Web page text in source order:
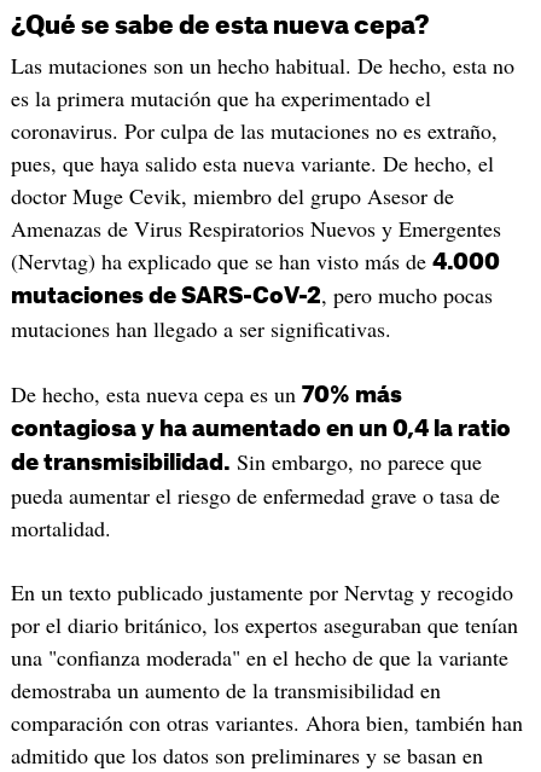
¿Qué se sabe de esta nueva cepa?
Las mutaciones son un hecho habitual. De hecho, esta no
es la primera mutación que ha experimentado el
coronavirus. Por culpa de las mutaciones no es extraño,
pues, que haya salido esta nueva variante. De hecho, el
doctor Muge Cevik, miembro del grupo Asesor de
Amenazas de Virus Respiratorios Nuevos y Emergentes
(Nervtag) ha explicado que se han visto más de 4.000
mutaciones de SARS-CoV-2, pero mucho pocas
mutaciones han llegado a ser significativas.
De hecho, esta nueva cepa es un 70% más
contagiosa y ha aumentado en un 0,4 la ratio
de transmisibilidad. Sin embargo, no parece que
pueda aumentar el riesgo de enfermedad grave o tasa de
mortalidad.
En un texto publicado justamente por Nervtag y recogido
por el diario británico, los expertos aseguraban que tenían
una "confianza moderada" en el hecho de que la variante
demostraba un aumento de la transmisibilidad en
comparación con otras variantes. Ahora bien, también han
admitido que los datos son preliminares y se basan en